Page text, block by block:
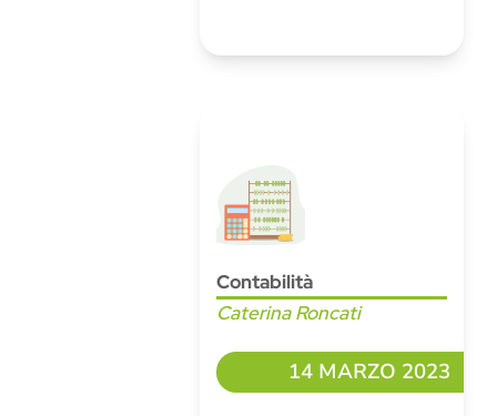
Contabilità
Caterina Roncati
14 MARZO 2023